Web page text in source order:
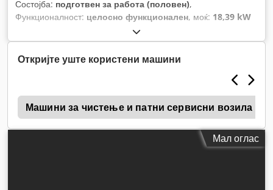
Состојба: подготвен за работа (половен),
Функционалност: целосно функционален, моќ: 18,39 kW
, вкупна тежина:
бензин, боја:портокалова, гориво:super 95, Година на
изградба:2009, работни часови:1.123 h,
Откријте уште користени машини
Машини за чистење и патни сервисни возила
Мал оглас